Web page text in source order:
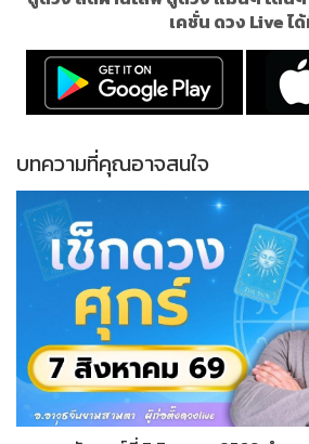
เคชั่น ดวง Live ไ
บทความที่คุณอาจสนใจ